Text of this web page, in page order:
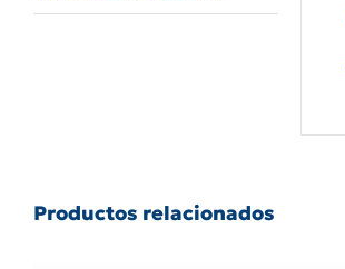
Productos relacionados